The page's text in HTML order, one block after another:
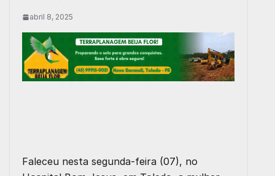
abril 8, 2025
Faleceu nesta segunda-feira (07), no